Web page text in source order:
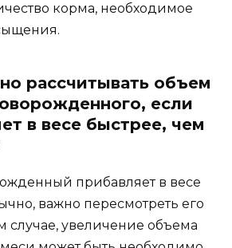
корма, необходимое
рассчитывать объем
если
в весе быстрее, чем
прибавляет в весе
важно пересмотреть его
случае, увеличение объема